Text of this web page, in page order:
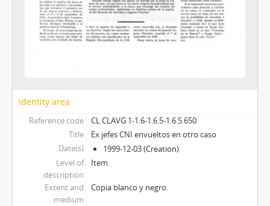
Identity area
Reference code
CL CLAVG 1-1.6-1.6.5-1.6.5.650
Title
Ex jefes CNI envueltos en otro caso
Date(s)
1999-12-03 (Creation)
Level of
description
Item
Extent and
medium
Copia blanco y negro.